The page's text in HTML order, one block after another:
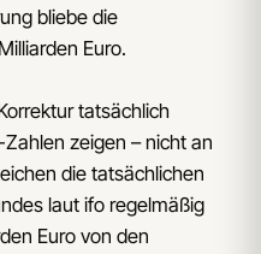
bliebe die
Euro.
tatsächlich
zeigen – nicht an
die tatsächlichen
laut ifo regelmäßig
Euro von den